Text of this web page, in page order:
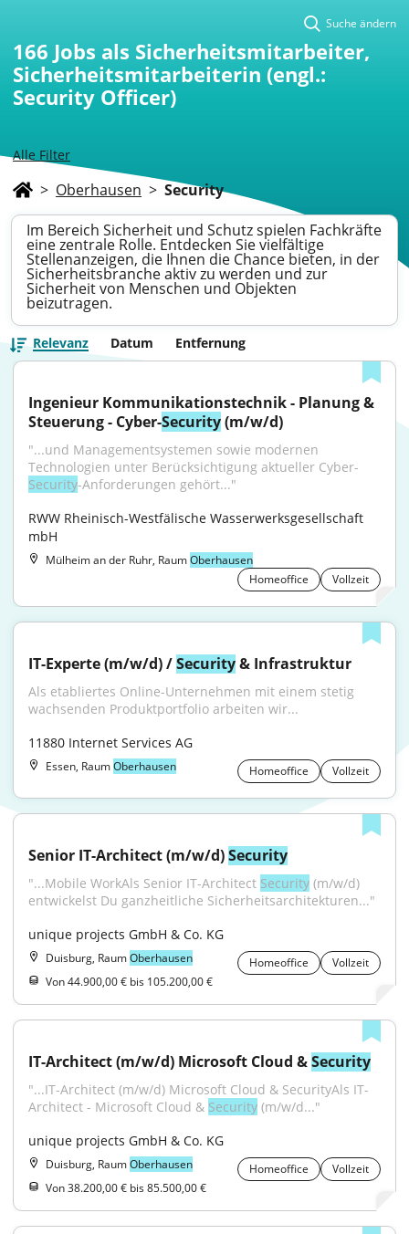
Alle Filter
Suche ändern
166 Jobs als Sicherheitsmitarbeiter,
Sicherheitsmitarbeiterin (engl.:
Security Officer)
> Oberhausen > Security
Im Bereich Sicherheit und Schutz spielen Fachkräfte
eine zentrale Rolle. Entdecken Sie vielfältige
Stellenanzeigen, die Ihnen die Chance bieten, in der
Sicherheitsbranche aktiv zu werden und zur
Sicherheit von Menschen und Objekten
beizutragen.
Relevanz Datum Entfernung
Ingenieur Kommunikationstechnik - Planung &
Steuerung - Cyber-Security (m/w/d)
"...und Managementsystemen sowie modernen
Technologien unter Berücksichtigung aktueller Cyber-
Security-Anforderungen gehört..."
RWW Rheinisch-Westfälische Wasserwerksgesellschaft
mbH
Mülheim an der Ruhr, RaumOberhausen
Homeoffice
Vollzeit
IT-Experte (m/w/d) / Security & Infrastruktur
Als etabliertes Online-Unternehmen mit einem stetig
wachsenden Produktportfolio arbeiten wir...
11880 Internet Services AG
Essen, RaumOberhausen Homeoffice Vollzeit
Senior IT-Architect (m/w/d) Security
"...Mobile WorkAls Senior IT-Architect Security (m/w/d)
entwickelst Du ganzheitliche Sicherheitsarchitekturen..."
unique projects GmbH & Co. KG
Duisburg, RaumOberhausen Homeoffice
Vollzeit
Von 44.900,00 € bis 105.200,00 €
IT-Architect (m/w/d) Microsoft Cloud & Security
"...IT-Architect (m/w/d) Microsoft Cloud & SecurityAls IT-
Architect - Microsoft Cloud & Security (m/w/d..."
unique projects GmbH & Co. KG
Duisburg, RaumOberhausen Homeoffice
Vollzeit
Von 38.200,00 € bis 85.500,00 €